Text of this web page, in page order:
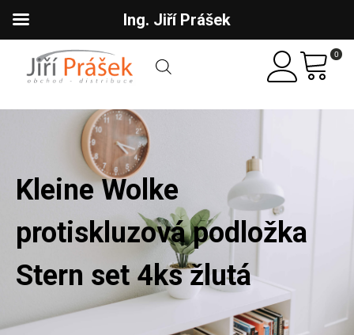
0
Kleine Wolke
protiskluzová podložka
Stern set 4ks žlutá
Ing. Jiří Prášek